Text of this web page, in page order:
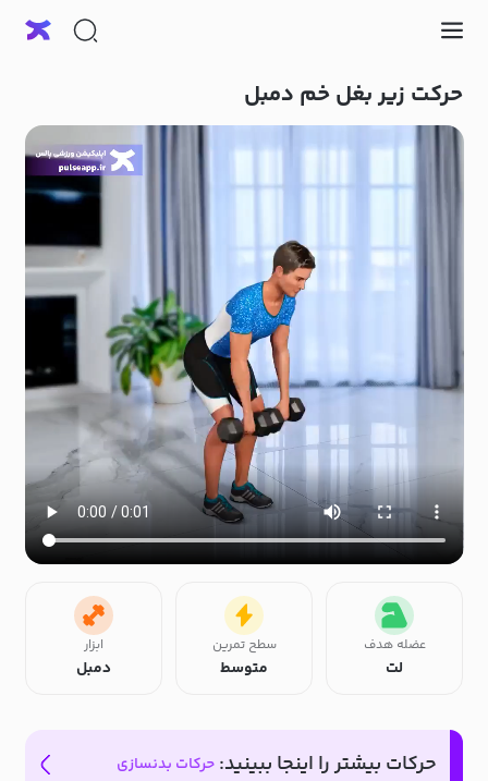
حرکت زیر بغل خم دمبل
عضله هدف
لت
سطح تمرین
متوسط
ابزار
دمبل
حرکات بیشتر را اینجا ببینید: حرکات بدنسازی